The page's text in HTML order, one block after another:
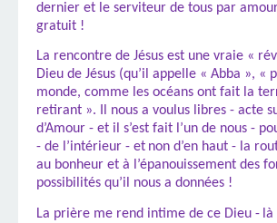
dernier et le serviteur de tous par
gratuit !
La rencontre de Jésus est une vraie «
Dieu de Jésus (qu’il appelle « Abba », «
monde, comme les océans ont fait la
retirant ». Il nous a voulus libres - acte
d’Amour - et il s’est fait l’un de nous -
- de l’intérieur - et non d’en haut - la
au bonheur et à l’épanouissement des
possibilités qu’il nous a données !
La prière me rend intime de ce Dieu -